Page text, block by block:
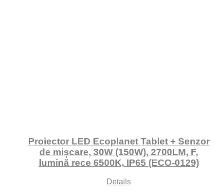
Proiector LED Ecoplanet Tablet + Senzor
de mișcare, 30W (150W), 2700LM, F,
lumină rece 6500K, IP65 (ECO-0129)
Details